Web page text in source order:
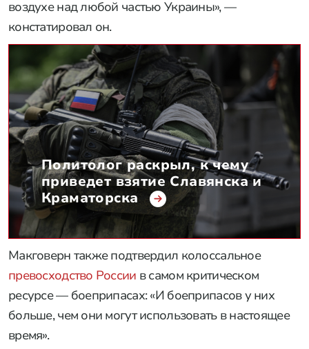
воздухе над любой частью Украины», —
констатировал он.
Политолог раскрыл, к чему
приведет взятие Славянска и
Краматорска
Макговерн также подтвердил колоссальное
превосходство России в самом критическом
ресурсе — боеприпасах: «И боеприпасов у них
больше, чем они могут использовать в настоящее
время».